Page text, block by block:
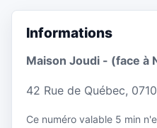
Informations
Maison Joudi - (face à
42 Rue de Québec,
Ce numéro valable 5 min